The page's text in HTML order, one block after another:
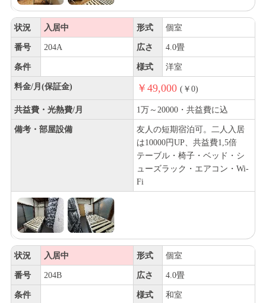
状況 入居中 形式 個室
番号 204A 広さ 4.0畳
条件 様式 洋室
料金/月(保証金) ￥49,000 (￥0)
共益費・光熱費/月 1万～20000・共益費に込
備考・部屋設備
友人の短期宿泊可。二人入居
は10000円UP、共益費1,5倍
テーブル・椅子・ベッド・シ
ューズラック・エアコン・Wi-
Fi
状況 入居中 形式 個室
番号 204B 広さ 4.0畳
条件 様式 和室